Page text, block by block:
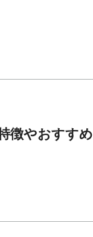
徴やおすすめ